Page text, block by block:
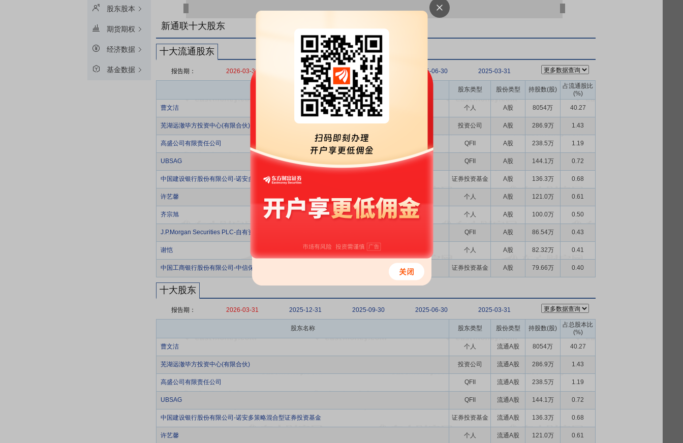
股东股本
期货期权
经济数据
基金数据
新通联十大股东
十大流通股东
报告期： 2026-03-31 2025-12-31 2025-09-30 2025-06-30 2025-03-31
股东名称 股东类型 股份类型 持股数(股)
占流通股比
(%)
曹文洁
个人 A股 8054万 40.27
芜湖远澈毕方投资中心(有限合伙) 投资公司 A股 286.9万 1.43
高盛公司有限责任公司 QFII A股 238.5万 1.19
UBSAG QFII A股 144.1万 0.72
中国建设银行股份有限公司-诺安多策略混合型证券投资基金 证券投资基金 A股 136.3万 0.68
许艺馨 个人 A股 121.0万 0.61
齐宗旭 个人 A股 100.0万 0.50
J.P.Morgan Securities PLC-自有资金 QFII A股 86.54万 0.43
谢恺 个人 A股 82.32万 0.41
中国工商银行股份有限公司-中信保诚多策略灵活配置混合型证券投资基金(LOF) 证券投资基金 A股 79.66万 0.40
十大股东
报告期： 2026-03-31 2025-12-31 2025-09-30 2025-06-30 2025-03-31
股东名称 股东类型 股份类型 持股数(股)
占总股本比
(%)
曹文洁
个人 流通A股 8054万 40.27
芜湖远澈毕方投资中心(有限合伙) 投资公司 流通A股 286.9万 1.43
高盛公司有限责任公司 QFII 流通A股 238.5万 1.19
UBSAG QFII 流通A股 144.1万 0.72
中国建设银行股份有限公司-诺安多策略混合型证券投资基金 证券投资基金 流通A股 136.3万 0.68
许艺馨 个人 流通A股 121.0万 0.61